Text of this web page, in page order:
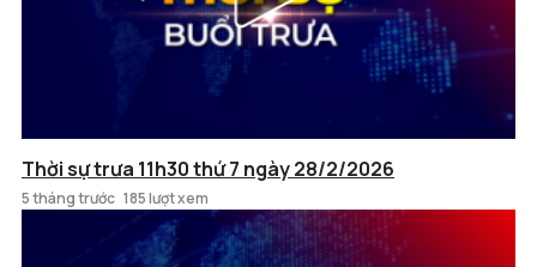
Thời sự trưa 11h30 thứ 7 ngày 28/2/2026
5 tháng trước 185 lượt xem